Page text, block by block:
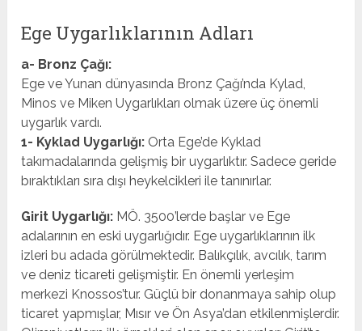
Ege Uygarlıklarının Adları
a- Bronz Çağı:
Ege ve Yunan dünyasında Bronz Çağı’nda Kylad,
Minos ve Miken Uygarlıkları olmak üzere üç önemli
uygarlık vardı.
1- Kyklad Uygarlığı: Orta Ege’de Kyklad
takımadalarında gelişmiş bir uygarlıktır. Sadece geride
bıraktıkları sıra dışı heykelcikleri ile tanınırlar.
Girit Uygarlığı: MÖ. 3500’lerde başlar ve Ege
adalarının en eski uygarlığıdır. Ege uygarlıklarının ilk
izleri bu adada görülmektedir. Balıkçılık, avcılık, tarım
ve deniz ticareti gelişmiştir. En önemli yerleşim
merkezi Knossos’tur. Güçlü bir donanmaya sahip olup
ticaret yapmışlar, Mısır ve Ön Asya’dan etkilenmişlerdir.